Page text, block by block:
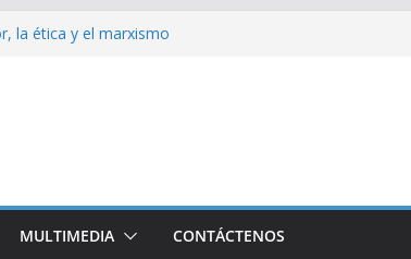
la ética y el marxismo
del bloqueo, denuncia Cuba
rechazan hostilidad de EEUU
MULTIMEDIA CONTÁCTENOS